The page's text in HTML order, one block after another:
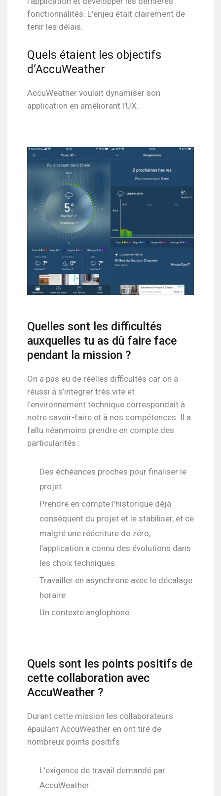
fonctionnalités. L’enjeu était clairement de
tenir les délais.
Quels étaient les objectifs
d’AccuWeather
AccuWeather voulait dynamiser son
application en améliorant l’UX.
Quelles sont les difficultés
auxquelles tu as dû faire face
pendant la mission ?
On a pas eu de réelles difficultés car on a
réussi à s’intégrer très vite et
l’environnement technique correspondait à
notre savoir-faire et à nos compétences. Il a
fallu néanmoins prendre en compte des
particularités :
Des échéances proches pour finaliser le
projet
Prendre en compte l’historique déjà
conséquent du projet et le stabiliser, et ce
malgré une réécriture de zéro,
l’application a connu des évolutions dans
les choix techniques.
Travailler en asynchrone avec le décalage
horaire
Un contexte anglophone
Quels sont les points positifs de
cette collaboration avec
AccuWeather ?
Durant cette mission les collaborateurs
épaulant AccuWeather en ont tiré de
nombreux points positifs
L’exigence de travail demandé par
AccuWeather